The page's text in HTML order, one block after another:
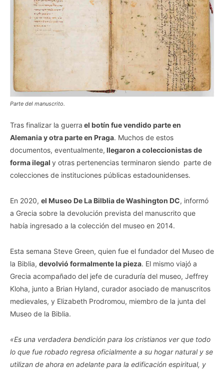
Parte del manuscrito.
Tras finalizar la guerra el botín fue vendido parte en
Alemania y otra parte en Praga. Muchos de estos
documentos, eventualmente, llegaron a coleccionistas de
forma ilegal y otras pertenencias terminaron siendo parte de
colecciones de instituciones públicas estadounidenses.
En 2020, el Museo De La Bilblia de Washington DC, informó
a Grecia sobre la devolución prevista del manuscrito que
había ingresado a la colección del museo en 2014.
Esta semana Steve Green, quien fue el fundador del Museo de
la Biblia, devolvió formalmente la pieza. El mismo viajó a
Grecia acompañado del jefe de curaduría del museo, Jeffrey
Kloha, junto a Brian Hyland, curador asociado de manuscritos
medievales, y Elizabeth Prodromou, miembro de la junta del
Museo de la Biblia.
«Es una verdadera bendición para los cristianos ver que todo
lo que fue robado regresa oficialmente a su hogar natural y se
utilizan de ahora en adelante para la edificación espiritual, y